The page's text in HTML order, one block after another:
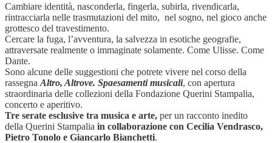
Cambiare identità, nasconderla, fingerla, subirla, rivendicarla,
rintracciarla nelle trasmutazioni del mito, nel sogno, nel gioco anche
grottesco del travestimento.
Cercare la fuga, l’avventura, la salvezza in esotiche geografie,
attraversate realmente o immaginate solamente. Come Ulisse. Come
Dante.
Sono alcune delle suggestioni che potrete vivere nel corso della
rassegna Altro, Altrove. Spaesamenti musicali, con apertura
straordinaria delle collezioni della Fondazione Querini Stampalia,
concerto e aperitivo.
Tre serate esclusive tra musica e arte, per un racconto inedito
della Querini Stampalia in collaborazione con Cecilia Vendrasco,
Pietro Tonolo e Giancarlo Bianchetti.